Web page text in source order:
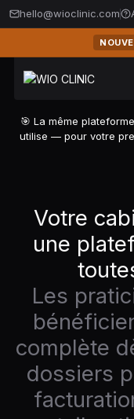
hello@wioclinic.com
🎯 La même
utilise — pour votre
Votre
une
Les
complète
dossiers